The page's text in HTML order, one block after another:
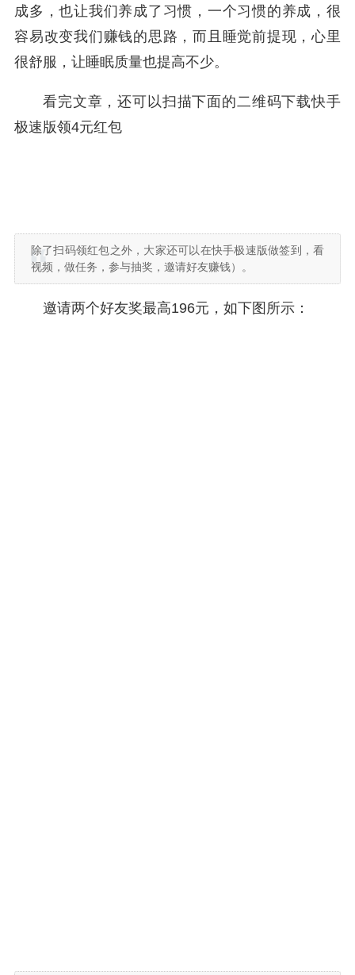
成多，也让我们养成了习惯，一个习惯的养成，很
容易改变我们赚钱的思路，而且睡觉前提现，心里
很舒服，让睡眠质量也提高不少。
看完文章，还可以扫描下面的二维码下载快手
极速版领4元红包
除了扫码领红包之外，大家还可以在快手极速版做签到，看
视频，做任务，参与抽奖，邀请好友赚钱）。
邀请两个好友奖最高196元，如下图所示：